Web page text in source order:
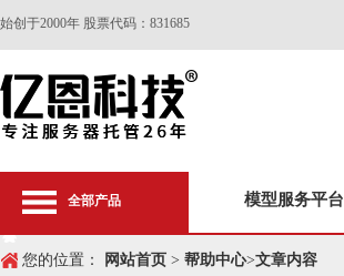
始创于2000年 股票代码：831685
全部产品 模型服务平台
您的位置： 网站首页 > 帮助中心>文章内容